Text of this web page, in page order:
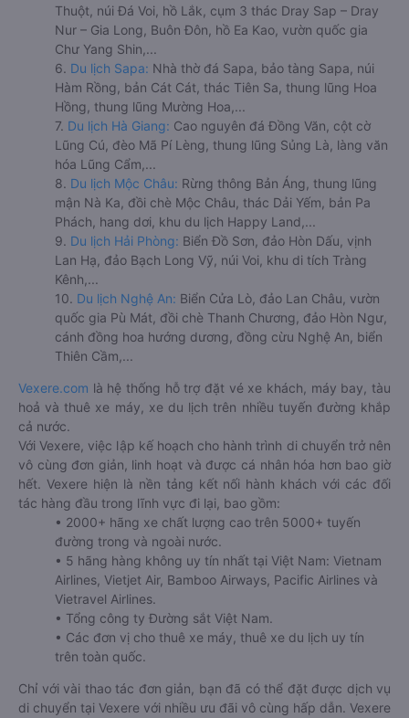
Thuột, núi Đá Voi, hồ Lắk, cụm 3 thác Dray Sap – Dray
Nur – Gia Long, Buôn Đôn, hồ Ea Kao, vườn quốc gia
Chư Yang Shin,...
6. Du lịch Sapa: Nhà thờ đá Sapa, bảo tàng Sapa, núi
Hàm Rồng, bản Cát Cát, thác Tiên Sa, thung lũng Hoa
Hồng, thung lũng Mường Hoa,...
7. Du lịch Hà Giang: Cao nguyên đá Đồng Văn, cột cờ
Lũng Cú, đèo Mã Pí Lèng, thung lũng Sủng Là, làng văn
hóa Lũng Cẩm,...
8. Du lịch Mộc Châu: Rừng thông Bản Áng, thung lũng
mận Nà Ka, đồi chè Mộc Châu, thác Dải Yếm, bản Pa
Phách, hang dơi, khu du lịch Happy Land,...
9. Du lịch Hải Phòng: Biển Đồ Sơn, đảo Hòn Dấu, vịnh
Lan Hạ, đảo Bạch Long Vỹ, núi Voi, khu di tích Tràng
Kênh,...
10. Du lịch Nghệ An: Biển Cửa Lò, đảo Lan Châu, vườn
quốc gia Pù Mát, đồi chè Thanh Chương, đảo Hòn Ngư,
cánh đồng hoa hướng dương, đồng cừu Nghệ An, biển
Thiên Cầm,...
Vexere.com là hệ thống hỗ trợ đặt vé xe khách, máy bay, tàu
hoả và thuê xe máy, xe du lịch trên nhiều tuyến đường khắp
cả nước.
Với Vexere, việc lập kế hoạch cho hành trình di chuyển trở nên
vô cùng đơn giản, linh hoạt và được cá nhân hóa hơn bao giờ
hết. Vexere hiện là nền tảng kết nối hành khách với các đối
tác hàng đầu trong lĩnh vực đi lại, bao gồm:
• 2000+ hãng xe chất lượng cao trên 5000+ tuyến
đường trong và ngoài nước.
• 5 hãng hàng không uy tín nhất tại Việt Nam: Vietnam
Airlines, Vietjet Air, Bamboo Airways, Pacific Airlines và
Vietravel Airlines.
• Tổng công ty Đường sắt Việt Nam.
• Các đơn vị cho thuê xe máy, thuê xe du lịch uy tín
trên toàn quốc.
Chỉ với vài thao tác đơn giản, bạn đã có thể đặt được dịch vụ
di chuyển tại Vexere với nhiều ưu đãi vô cùng hấp dẫn. Vexere